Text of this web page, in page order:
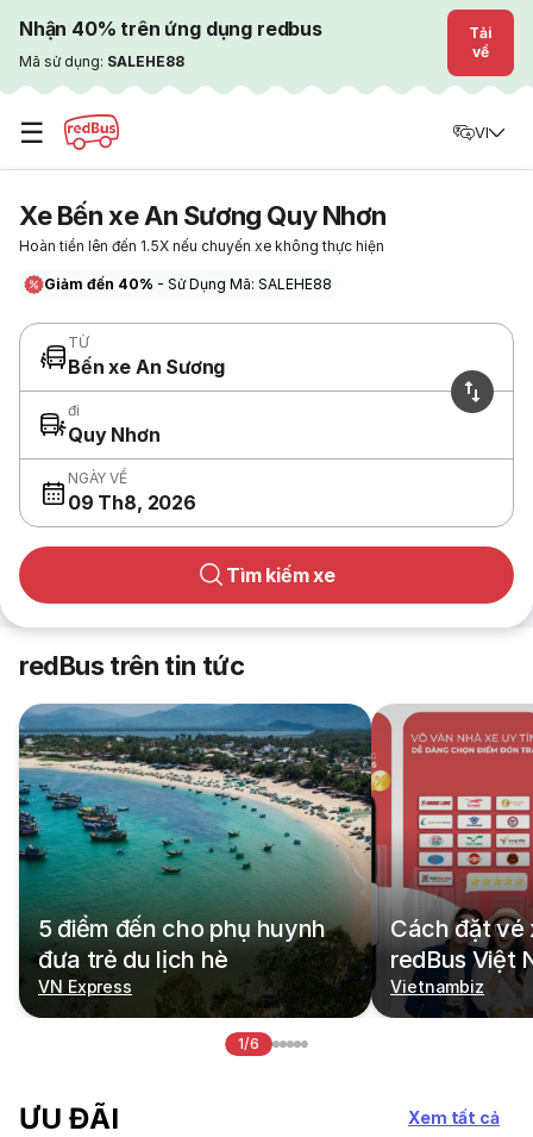
Nhận 40% trên ứng dụng redbus
Mã sử dụng: SALEHE88
Tải
về
☰ VI
Xe Bến xe An Sương Quy Nhơn
Hoàn tiền lên đến 1.5X nếu chuyến xe không thực hiện
Giảm đến 40% - Sử Dụng Mã: SALEHE88
TỪ
Bến xe An Sương
đi
Quy Nhơn
NGÀY VỀ
09 Th8, 2026
Tìm kiếm xe
redBus trên tin tức
5 điểm đến cho phụ huynh
đưa trẻ du lịch hè
VN Express
Cách đặt vé
redBus Việt
Vietnambiz
1/6
ƯU ĐÃI Xem tất cả